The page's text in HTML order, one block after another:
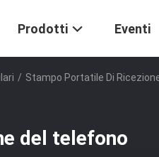
Prodotti Eventi
/ Stampo Portatile Di
del telefono